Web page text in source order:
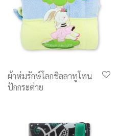
ผ้าห่มรักษ์โลกชิลลาทูโทน
ปักกระต่าย